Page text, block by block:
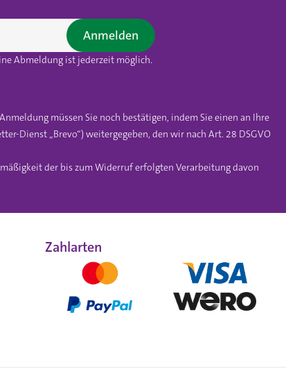
Abmeldung ist jederzeit möglich.
Anmelden
müssen Sie noch bestätigen, indem Sie einen an Ihre
Dienst „Brevo“) weitergegeben, den wir nach Art. 28 DSGVO
der bis zum Widerruf erfolgten Verarbeitung davon
Zahlarten